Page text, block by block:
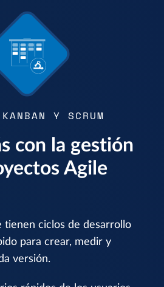
Y SCRUM
con la gestión
Agile
tienen ciclos de desarrollo
para crear, medir y
versión.